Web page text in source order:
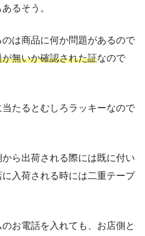
るそう。
は商品に何か問題があるので
無いか確認された証なので
たるとむしろラッキーなので
ら出荷される際には既に付い
入荷される時には二重テープ
お電話を入れても、お店側と